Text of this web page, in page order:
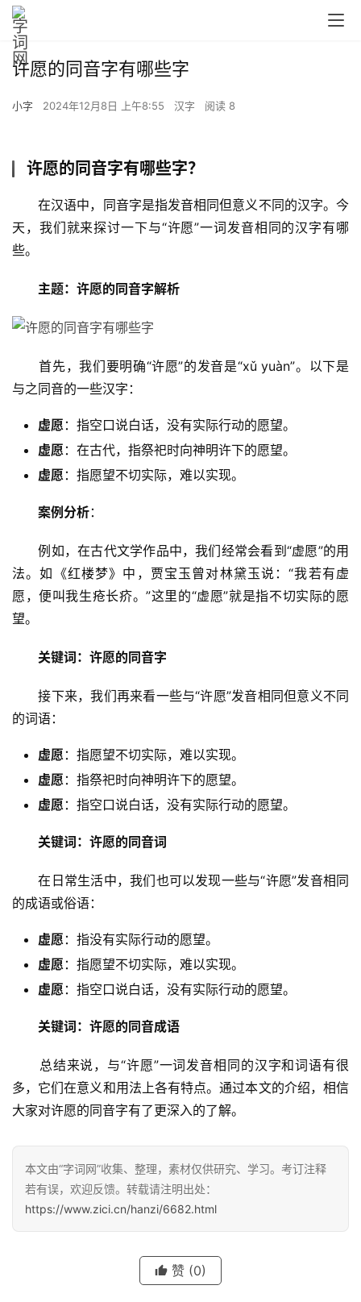
汉
字
组
许愿的同音字有哪些字
小字 2024年12月8日 上午8:55 汉字 阅读 8
许愿的同音字有哪些字？
在汉语中，同音字是指发音相同但意义不同的汉字。今
天，我们就来探讨一下与“许愿”一词发音相同的汉字有哪
些。
主题：许愿的同音字解析
首先，我们要明确“许愿”的发音是“xǔ yuàn”。以下是
与之同音的一些汉字：
虚愿：指空口说白话，没有实际行动的愿望。
虚愿：在古代，指祭祀时向神明许下的愿望。
虚愿：指愿望不切实际，难以实现。
案例分析：
例如，在古代文学作品中，我们经常会看到“虚愿”的用
法。如《红楼梦》中，贾宝玉曾对林黛玉说：“我若有虚
愿，便叫我生疮长疥。”这里的“虚愿”就是指不切实际的愿
望。
关键词：许愿的同音字
接下来，我们再来看一些与“许愿”发音相同但意义不同
的词语：
虚愿：指愿望不切实际，难以实现。
虚愿：指祭祀时向神明许下的愿望。
虚愿：指空口说白话，没有实际行动的愿望。
关键词：许愿的同音词
在日常生活中，我们也可以发现一些与“许愿”发音相同
的成语或俗语：
虚愿：指没有实际行动的愿望。
虚愿：指愿望不切实际，难以实现。
虚愿：指空口说白话，没有实际行动的愿望。
关键词：许愿的同音成语
总结来说，与“许愿”一词发音相同的汉字和词语有很
多，它们在意义和用法上各有特点。通过本文的介绍，相信
大家对许愿的同音字有了更深入的了解。
本文由“字词网”收集、整理，素材仅供研究、学习。考订注释
若有误，欢迎反馈。转载请注明出处：
https://www.zici.cn/hanzi/6682.html
赞 (0)